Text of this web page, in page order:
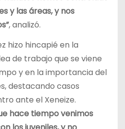
y las áreas, y nos
, analizó.
hizo hincapié en la
de trabajo que se viene
y en la importancia del
destacando casos
ante el Xeneize.
hace tiempo venimos